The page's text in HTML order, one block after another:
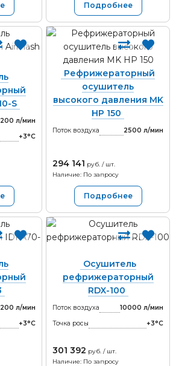
Подробнее
S
л/мин
+3°С
Рефрижераторный
осушитель
высокого давления MK
HP 150
Поток воздуха 2500 л/мин
294 141 руб. / шт.
Наличие: По запросу
Подробнее
л/мин
+3°С
Осушитель
рефрижераторный
RDX-100
Поток воздуха
10000 л/мин
Точка росы
+3°С
301 392 руб. / шт.
Наличие: По запросу